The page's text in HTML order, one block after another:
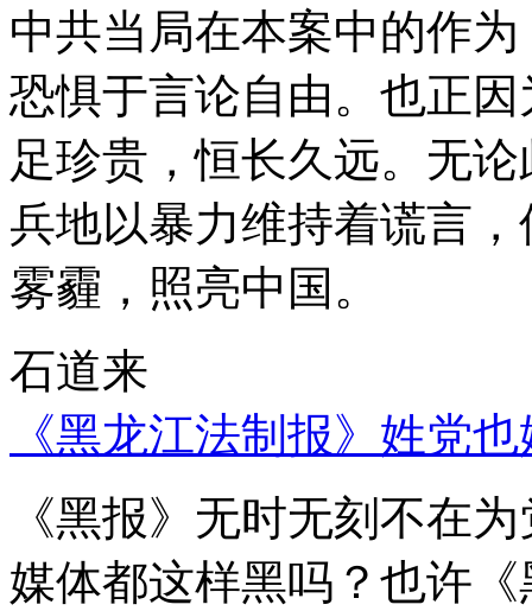
中共当局在本案中的作
恐惧于言论自由。也正
足珍贵，恒长久远。无
兵地以暴力维持着谎言
雾霾，照亮中国。
石道来
《黑龙江法制报》姓党
《黑报》无时无刻不在
媒体都这样黑吗？也许